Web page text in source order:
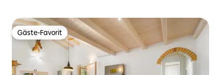
Gäste-Favorit
Gäste-Favorit